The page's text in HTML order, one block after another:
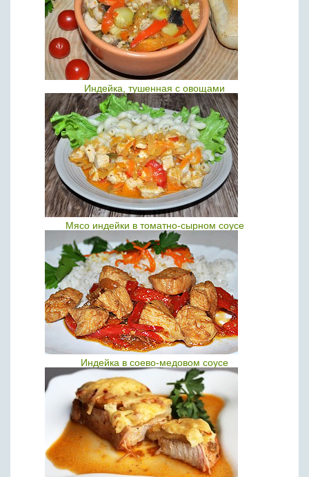
Индейка, тушенная с овощами
Мясо индейки в томатно-сырном соусе
Индейка в соево-медовом соусе